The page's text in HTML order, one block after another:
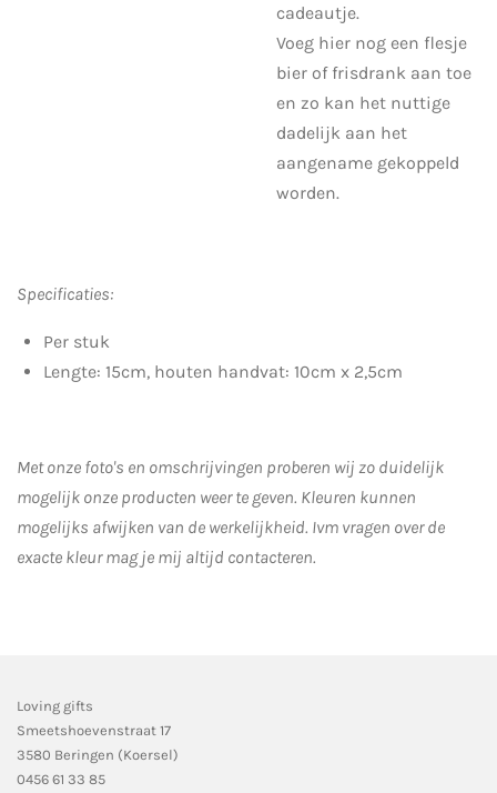
cadeautje.
Voeg hier nog een flesje
bier of frisdrank aan toe
en zo kan het nuttige
dadelijk aan het
aangename gekoppeld
worden.
Specificaties:
Per stuk
Lengte: 15cm, houten handvat: 10cm x 2,5cm
Met onze foto's en omschrijvingen proberen wij zo duidelijk
mogelijk onze producten weer te geven. Kleuren kunnen
mogelijks afwijken van de werkelijkheid. Ivm vragen over de
exacte kleur mag je mij altijd contacteren.
Loving gifts
Smeetshoevenstraat 17
3580 Beringen (Koersel)
0456 61 33 85